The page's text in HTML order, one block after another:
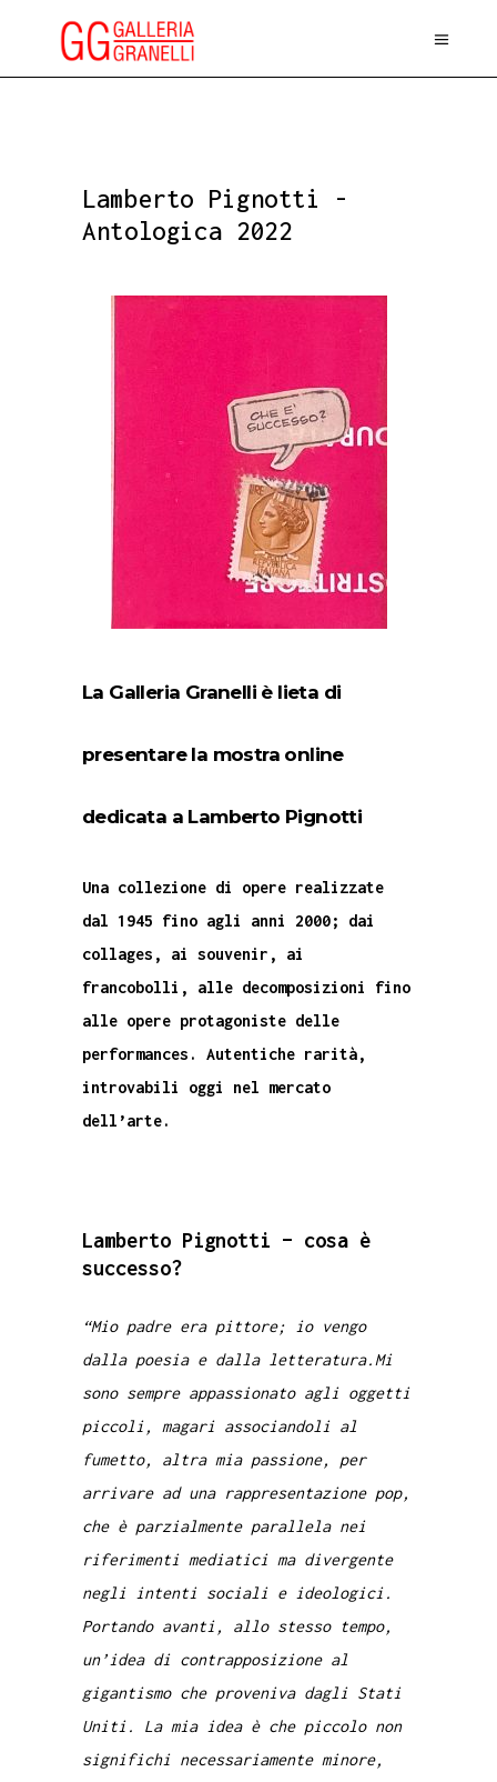
Lamberto Pignotti -
Antologica 2022
La Galleria Granelli è lieta di
presentare la mostra online
dedicata a Lamberto Pignotti
Una collezione di opere realizzate
dal 1945 fino agli anni 2000; dai
collages, ai souvenir, ai
francobolli, alle decomposizioni fino
alle opere protagoniste delle
performances. Autentiche rarità,
introvabili oggi nel mercato
dell’arte.
Lamberto Pignotti – cosa è
successo?
“Mio padre era pittore; io vengo
dalla poesia e dalla letteratura.Mi
sono sempre appassionato agli oggetti
piccoli, magari associandoli al
fumetto, altra mia passione, per
arrivare ad una rappresentazione pop,
che è parzialmente parallela nei
riferimenti mediatici ma divergente
negli intenti sociali e ideologici.
Portando avanti, allo stesso tempo,
un’idea di contrapposizione al
gigantismo che proveniva dagli Stati
Uniti. La mia idea è che piccolo non
significhi necessariamente minore,